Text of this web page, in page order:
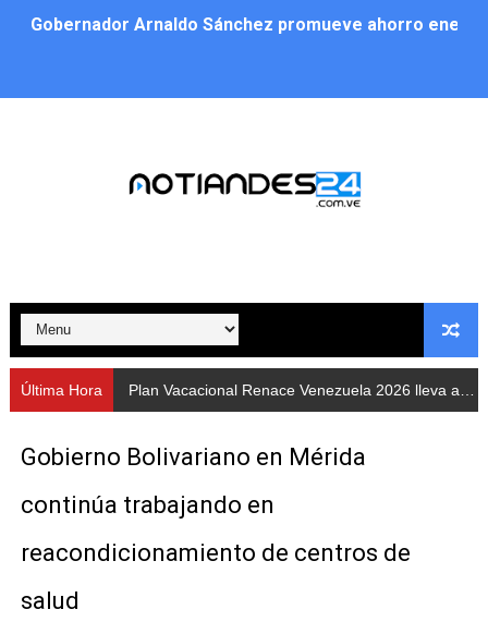
Gobernador Arnaldo Sánchez promueve ahorro
Cuerpos de Seguridad activaron operativos
Alcaldía de Libertador impulsa el Plan Ofensiva
Cidata y el Observatorio Astronómico Nacional de
Concejo Municipal de Zea celebra distinción de
CIEPROL-ULA distingue al municipio Zea como
Plan Quirúrgico Regional llega a Pueblo Llano con la
Iaanem graduó a bebés de Mérida en jornada de
Iahula pone en marcha protocolo de triaje psicosocial
Última Hora Plan Vacacional Renace Venezuela 2026 lleva actividades recreativas a Los Guaimaros
Gobierno Bolivariano en Mérida
continúa trabajando en
reacondicionamiento de centros de
salud